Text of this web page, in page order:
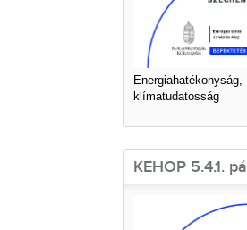
Energiahatékonyság,
klímatudatosság
KEHOP 5.4.1.